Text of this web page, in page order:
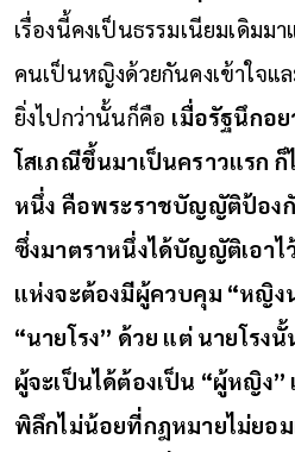
เรื่องนี้คงเป็นธรรมเนียมเดิมม
คนเป็นหญิงด้วยกันคงเข้าใจแ
ยิ่งไปกว่านั้นก็คือ เมื่อรัฐนึกอ
โสเภณีขึ้นมาเป็นคราวแรก
หนึ่ง คือพระราชบัญญัติป้อง
ซึ่งมาตราหนึ่งได้บัญญัติเอาไ
แห่งจะต้องมีผู้ควบคุม “หญิง
“นายโรง” ด้วย แต่ นายโรง
ผู้จะเป็นได้ต้องเป็น “ผู้หญิง”
พิลึกไม่น้อยที่กฎหมายไม่ยอม